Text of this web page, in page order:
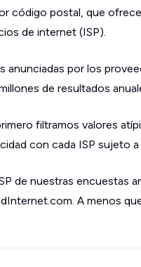
código postal, que
de internet (ISP).
por los
de resultados
filtramos valores
con cada ISP sujeto
de nuestras encuestas
A menos